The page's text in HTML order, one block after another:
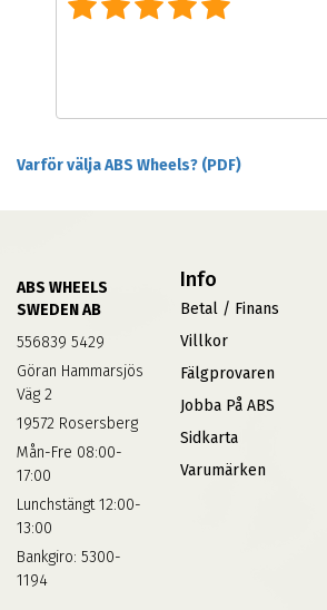
Varför välja ABS Wheels? (PDF)
ABS WHEELS
SWEDEN AB
556839 5429
Göran Hammarsjös
Väg 2
19572 Rosersberg
Mån-Fre 08:00-
17:00
Lunchstängt 12:00-
13:00
Bankgiro: 5300-
1194
Info
Betal / Finans
Villkor
Fälgprovaren
Jobba På ABS
Sidkarta
Varumärken